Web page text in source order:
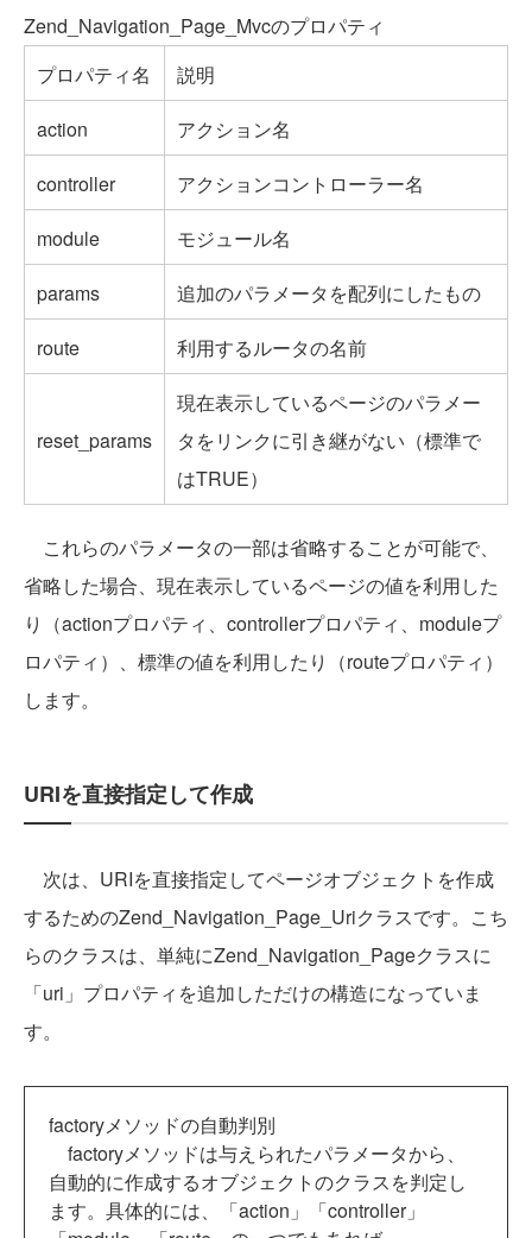
Zend_Navigation_Page_Mvcのプロパティ
プロパティ名
説明
action
アクション名
controller
アクションコントローラー名
module
モジュール名
params
追加のパラメータを配列にしたもの
route
利用するルータの名前
reset_params
現在表示しているページのパラメー
タをリンクに引き継がない（標準で
はTRUE）
これらのパラメータの一部は省略することが可能で、
省略した場合、現在表示しているページの値を利用した
り（actionプロパティ、controllerプロパティ、moduleプ
ロパティ）、標準の値を利用したり（routeプロパティ）
します。
URIを直接指定して作成
次は、URIを直接指定してページオブジェクトを作成
するためのZend_Navigation_Page_Uriクラスです。こち
らのクラスは、単純にZend_Navigation_Pageクラスに
「uri」プロパティを追加しただけの構造になっていま
す。
factoryメソッドの自動判別
factoryメソッドは与えられたパラメータから、
自動的に作成するオブジェクトのクラスを判定し
ます。具体的には、「action」「controller」